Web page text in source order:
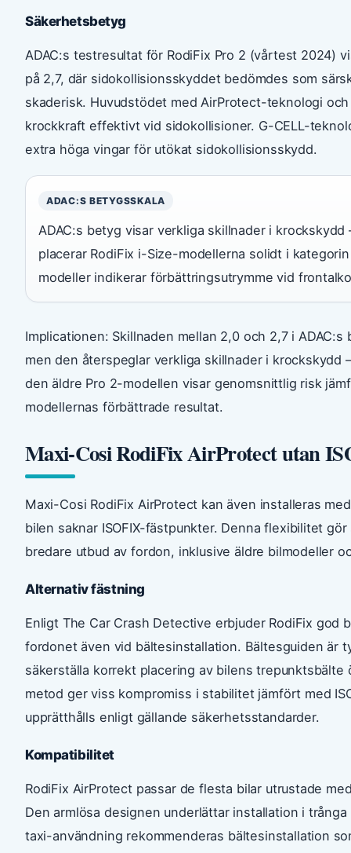
Säkerhetsbetyg
ADAC:s testresultat för RodiFix Pro 2 (vårtest 2024)
på 2,7, där sidokollisionsskyddet bedömdes som
skaderisk. Huvudstödet med AirProtect-teknologi och
krockkraft effektivt vid sidokollisioner. G-CELL-
extra höga vingar för utökat sidokollisionsskydd.
ADAC:S BETYGSSKALA
ADAC:s betyg visar verkliga skillnader i krockskydd
placerar RodiFix i-Size-modellerna solidt i kategorin
modeller indikerar förbättringsutrymme vid
Implicationen: Skillnaden mellan 2,0 och 2,7 i
men den återspeglar verkliga skillnader i krockskydd
den äldre Pro 2-modellen visar genomsnittlig risk
modellernas förbättrade resultat.
Maxi-Cosi RodiFix AirProtect utan
Maxi-Cosi RodiFix AirProtect kan även installeras
bilen saknar ISOFIX-fästpunkter. Denna flexibilitet
bredare utbud av fordon, inklusive äldre bilmodeller
Alternativ fästning
Enligt The Car Crash Detective erbjuder RodiFix god
fordonet även vid bältesinstallation. Bältesguiden är
säkerställa korrekt placering av bilens trepunktsbälte
metod ger viss kompromiss i stabilitet jämfört med
upprätthålls enligt gällande säkerhetsstandarder.
Kompatibilitet
RodiFix AirProtect passar de flesta bilar utrustade
Den armlösa designen underlättar installation i
taxi-användning rekommenderas bältesinstallation